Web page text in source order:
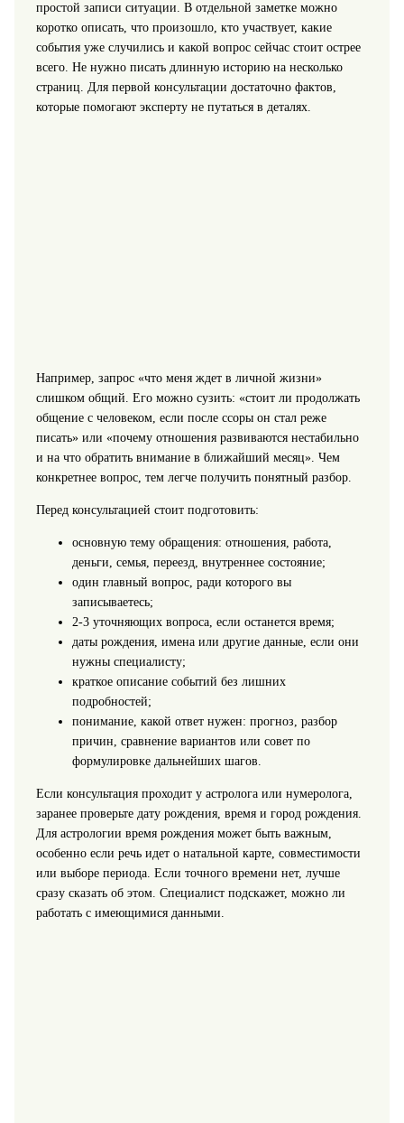
простой записи ситуации. В отдельной заметке можно
коротко описать, что произошло, кто участвует, какие
события уже случились и какой вопрос сейчас стоит острее
всего. Не нужно писать длинную историю на несколько
страниц. Для первой консультации достаточно фактов,
которые помогают эксперту не путаться в деталях.
Например, запрос «что меня ждет в личной жизни»
слишком общий. Его можно сузить: «стоит ли продолжать
общение с человеком, если после ссоры он стал реже
писать» или «почему отношения развиваются нестабильно
и на что обратить внимание в ближайший месяц». Чем
конкретнее вопрос, тем легче получить понятный разбор.
Перед консультацией стоит подготовить:
основную тему обращения: отношения, работа,
деньги, семья, переезд, внутреннее состояние;
один главный вопрос, ради которого вы
записываетесь;
2-3 уточняющих вопроса, если останется время;
даты рождения, имена или другие данные, если они
нужны специалисту;
краткое описание событий без лишних
подробностей;
понимание, какой ответ нужен: прогноз, разбор
причин, сравнение вариантов или совет по
формулировке дальнейших шагов.
Если консультация проходит у астролога или нумеролога,
заранее проверьте дату рождения, время и город рождения.
Для астрологии время рождения может быть важным,
особенно если речь идет о натальной карте, совместимости
или выборе периода. Если точного времени нет, лучше
сразу сказать об этом. Специалист подскажет, можно ли
работать с имеющимися данными.